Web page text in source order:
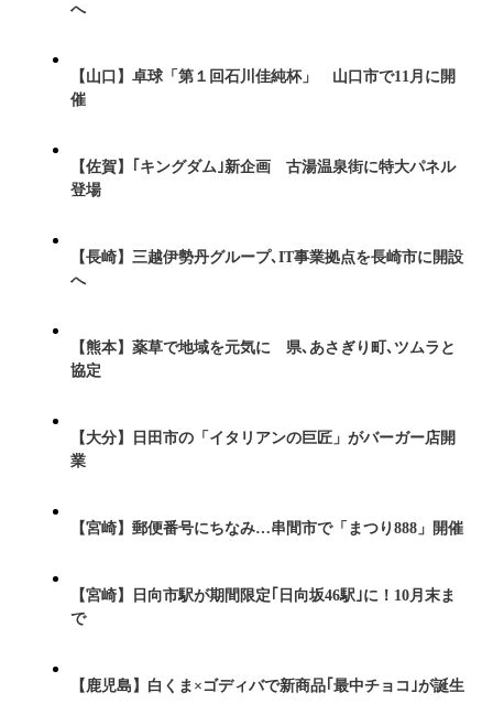
へ
【山口】卓球「第１回石川佳純杯」 山口市で11月に開
催
【佐賀】｢キングダム｣新企画 古湯温泉街に特大パネル
登場
【長崎】三越伊勢丹グループ､IT事業拠点を長崎市に開設
へ
【熊本】薬草で地域を元気に 県､あさぎり町､ツムラと
協定
【大分】日田市の「イタリアンの巨匠」がバーガー店開
業
【宮崎】郵便番号にちなみ…串間市で「まつり888」開催
【宮崎】日向市駅が期間限定｢日向坂46駅｣に！10月末ま
で
【鹿児島】白くま×ゴディバで新商品｢最中チョコ｣が誕生